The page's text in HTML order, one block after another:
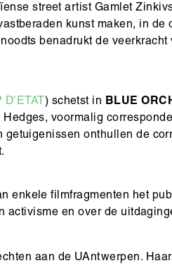
street artist Gamlet
kunst maken, in
benadrukt de
) schetst in BLUE
voormalig
getuigenissen onthullen de
enkele filmfragmenten het
activisme en over de
aan de UAntwerpen.